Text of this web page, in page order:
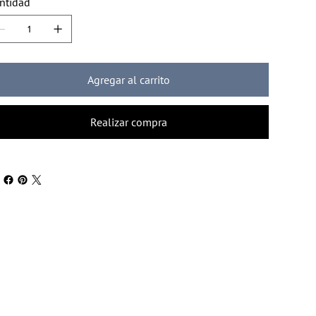
Agregar al carrito
Realizar compra